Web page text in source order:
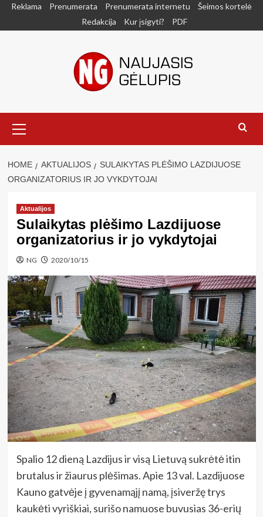
SkipReklama Prenumerata Prenumerata internetu
Šeimos kortelė
Redakcija
Kur įsigyti? PDF
Menu
HOME AKTUALIJOS
SULAIKYTAS PLĖŠIMO LAZDIJUOSE
ORGANIZATORIUS IR JO VYKDYTOJAI
Aktualijos
Sulaikytas plėšimo Lazdijuose
organizatorius ir jo vykdytojai
NG 2020/10/15
Spalio 12 dieną Lazdijus ir visą Lietuvą sukrėtė itin
brutalus ir žiaurus plėšimas. Apie 13 val. Lazdijuose
Kauno gatvėje į gyvenamąjį namą, įsiveržę trys
kaukėti vyriškiai, surišo namuose buvusias 36-erių